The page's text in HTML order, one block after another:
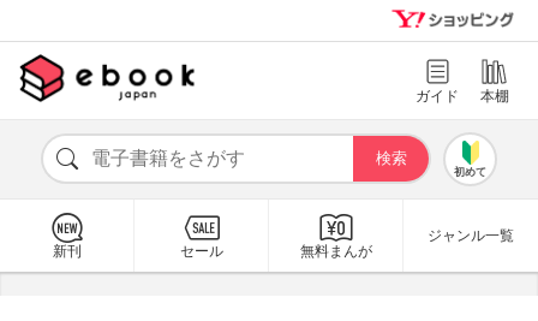
ガイド 本棚
初めて
新刊 セール 無料まんが
ジャンル一覧